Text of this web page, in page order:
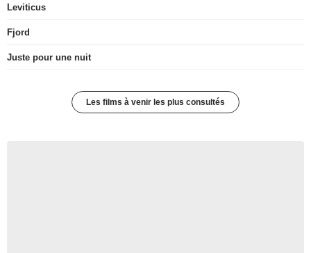
Leviticus
Fjord
Juste pour une nuit
Les films à venir les plus consultés